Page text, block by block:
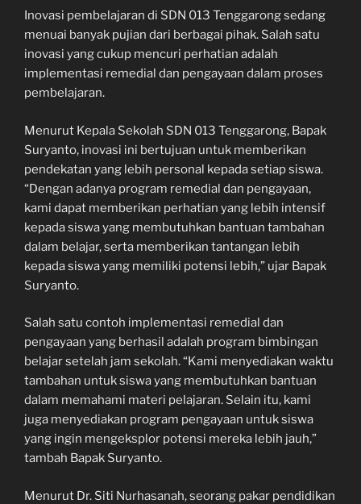
Inovasi pembelajaran di SDN 013 Tenggarong sedang
menuai banyak pujian dari berbagai pihak. Salah satu
inovasi yang cukup mencuri perhatian adalah
implementasi remedial dan pengayaan dalam proses
pembelajaran.
Menurut Kepala Sekolah SDN 013 Tenggarong, Bapak
Suryanto, inovasi ini bertujuan untuk memberikan
pendekatan yang lebih personal kepada setiap siswa.
“Dengan adanya program remedial dan pengayaan,
kami dapat memberikan perhatian yang lebih intensif
kepada siswa yang membutuhkan bantuan tambahan
dalam belajar, serta memberikan tantangan lebih
kepada siswa yang memiliki potensi lebih,” ujar Bapak
Suryanto.
Salah satu contoh implementasi remedial dan
pengayaan yang berhasil adalah program bimbingan
belajar setelah jam sekolah. “Kami menyediakan waktu
tambahan untuk siswa yang membutuhkan bantuan
dalam memahami materi pelajaran. Selain itu, kami
juga menyediakan program pengayaan untuk siswa
yang ingin mengeksplor potensi mereka lebih jauh,”
tambah Bapak Suryanto.
Menurut Dr. Siti Nurhasanah, seorang pakar pendidikan